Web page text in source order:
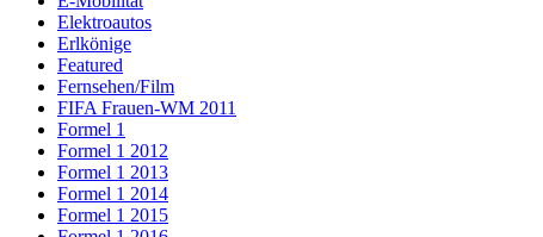
Elektroautos
Erlkönige
Featured
Fernsehen/Film
FIFA Frauen-WM 2011
Formel 1
Formel 1 2012
Formel 1 2013
Formel 1 2014
Formel 1 2015